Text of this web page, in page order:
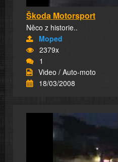
Škoda Motorsport
Něco z historie..
Moped
2379x
1
Video / Auto-moto
18/03/2008